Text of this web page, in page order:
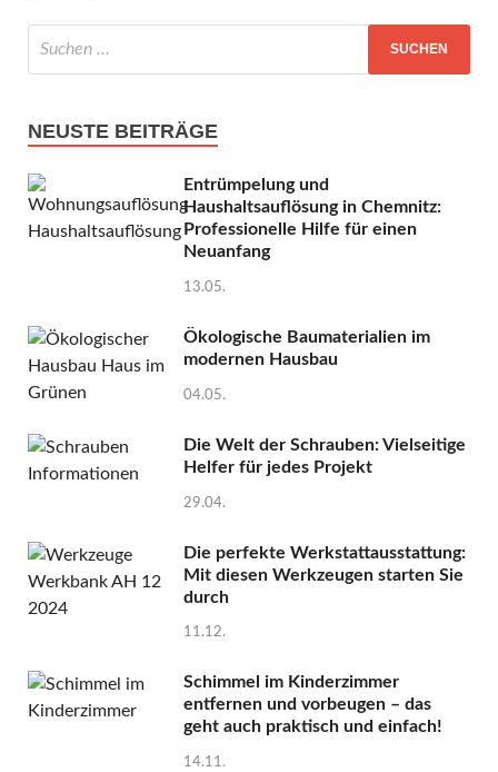
NEUSTE BEITRÄGE
Entrümpelung und
Haushaltsauflösung in Chemnitz:
Professionelle Hilfe für einen
Neuanfang
13.05.
Ökologische Baumaterialien im
modernen Hausbau
04.05.
Die Welt der Schrauben: Vielseitige
Helfer für jedes Projekt
29.04.
Die perfekte Werkstattausstattung:
Mit diesen Werkzeugen starten Sie
durch
11.12.
Schimmel im Kinderzimmer
entfernen und vorbeugen – das
geht auch praktisch und einfach!
14.11.